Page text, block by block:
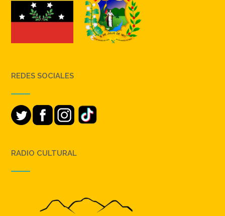
REDES SOCIALES
RADIO CULTURAL